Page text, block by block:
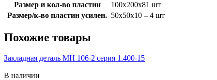
Размер и кол-во пластин
100x200x81 шт
Размер/к-во пластин усилен. 50х50х10 – 4 шт
Похожие товары
Закладная деталь МН 106-2 серия 1.400-15
В наличии